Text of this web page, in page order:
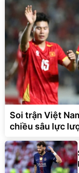
Soi trận Việt
chiều sâu lực